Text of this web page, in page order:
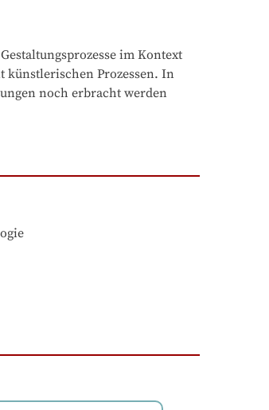
im Kontext
künstlerischen Prozessen. In
noch erbracht werden